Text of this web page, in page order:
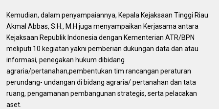
Kemudian, dalam penyampaiannya, Kepala Kejaksaan Tinggi Riau
Akmal Abbas, S.H., M.H juga menyampaikan Kerjasama antara
Kejaksaan Republik Indonesia dengan Kementerian ATR/BPN
meliputi 10 kegiatan yakni pemberian dukungan data dan atau
informasi, penegakan hukum dibidang
agraria/pertanahan,pembentukan tim rancangan peraturan
perundang- undangan di bidang agraria/ pertanahan dan tata
ruang, pengamanan pembangunan strategis, serta pelacakan
aset.